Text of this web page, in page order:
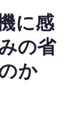
に感
の省
か